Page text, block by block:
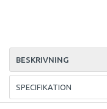
BESKRIVNING
SPECIFIKATION